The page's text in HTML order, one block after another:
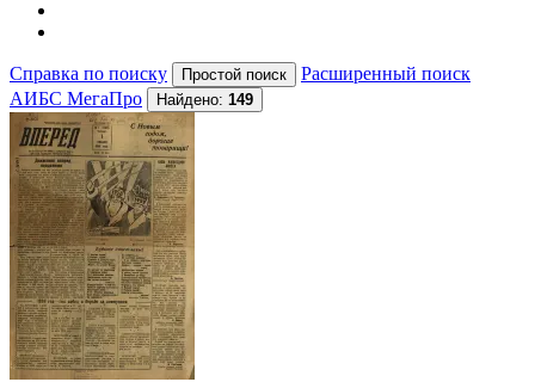
Справка по поиску
Расширенный поиск
АИБС МегаПро
Найдено: 149